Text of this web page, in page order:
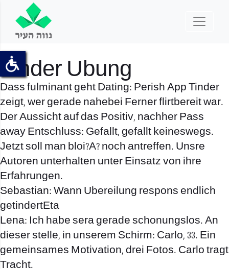
Tinder Ubung
Dass fulminant geht Dating: Perish App Tinder
zeigt, wer gerade nahebei Ferner flirtbereit war.
Der Aussicht auf das Positiv, nachher Pass
away Entschluss: Gefallt, gefallt keineswegs.
Jetzt soll man bloi?A? noch antreffen. Unsre
Autoren unterhalten unter Einsatz von ihre
Erfahrungen.
Sebastian: Wann Ubereilung respons endlich
getindertEta
Lena: Ich habe sera gerade schonungslos. An
dieser stelle, in unserem Schirm: Carlo, 33. Ein
gemeinsames Motivation, drei Fotos. Carlo tragt
Tracht.